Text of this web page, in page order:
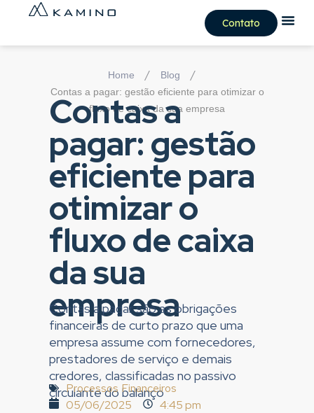
Contato
Home / Blog /
Contas a pagar: gestão eficiente para otimizar o
fluxo de caixa da sua empresa
Contas a
pagar: gestão
eficiente para
otimizar o
fluxo de caixa
da sua
empresa
Contas a pagar são as obrigações
financeiras de curto prazo que uma
empresa assume com fornecedores,
prestadores de serviço e demais
credores, classificadas no passivo
circulante do balanço
Processos Financeiros
05/06/2025
4:45 pm